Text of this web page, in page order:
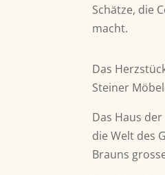
Schätze, die
macht.
Das
Steiner
Das Haus
die Welt des
Brauns